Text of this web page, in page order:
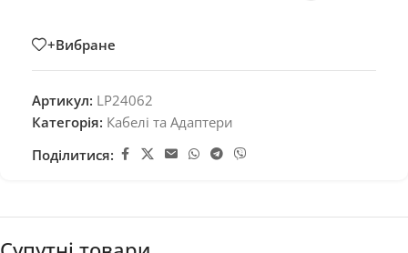
+Вибране
Артикул: LP24062
Категорія: Кабелі та Адаптери
Поділитися: